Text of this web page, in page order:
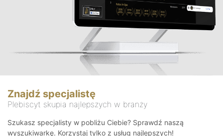
Znajdź specjalistę
Plebiscyt skupia najlepszych w branży
Szukasz specjalisty w pobliżu Ciebie? Sprawdź naszą
wyszukiwarkę. Korzystaj tylko z usług najlepszych!